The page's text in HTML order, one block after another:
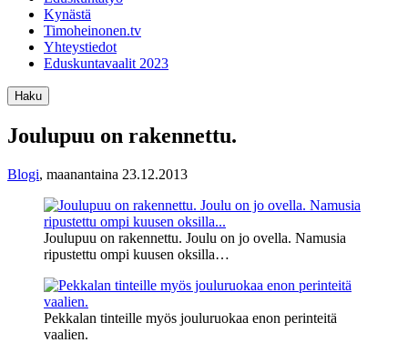
Kynästä
Timoheinonen.tv
Yhteystiedot
Eduskuntavaalit 2023
Haku
Joulupuu on rakennettu.
Blogi, maanantaina 23.12.2013
Joulupuu on rakennettu. Joulu on jo ovella. Namusia
ripustettu ompi kuusen oksilla…
Pekkalan tinteille myös jouluruokaa enon perinteitä
vaalien.